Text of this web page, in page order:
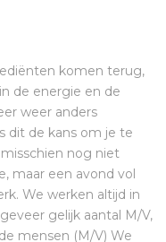
komen terug,
de energie en de
weer anders
dit de kans om je te
nog niet
maar een avond vol
We werken altijd in
gelijk aantal M/V,
mensen (M/V) We